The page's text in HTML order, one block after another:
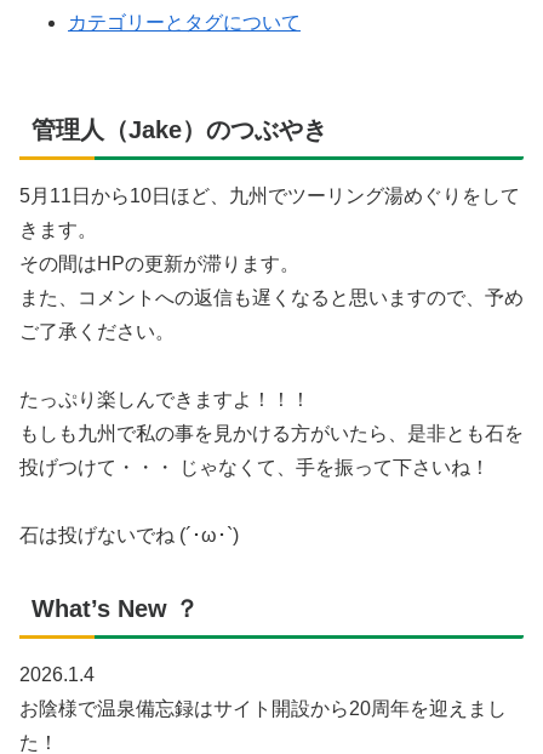
カテゴリーとタグについて
管理人（Jake）のつぶやき
5月11日から10日ほど、九州でツーリング湯めぐりをして
きます。
その間はHPの更新が滞ります。
また、コメントへの返信も遅くなると思いますので、予め
ご了承ください。
たっぷり楽しんできますよ！！！
もしも九州で私の事を見かける方がいたら、是非とも石を
投げつけて・・・ じゃなくて、手を振って下さいね！
石は投げないでね (´･ω･`)
What’s New ？
2026.1.4
お陰様で温泉備忘録はサイト開設から20周年を迎えまし
た！